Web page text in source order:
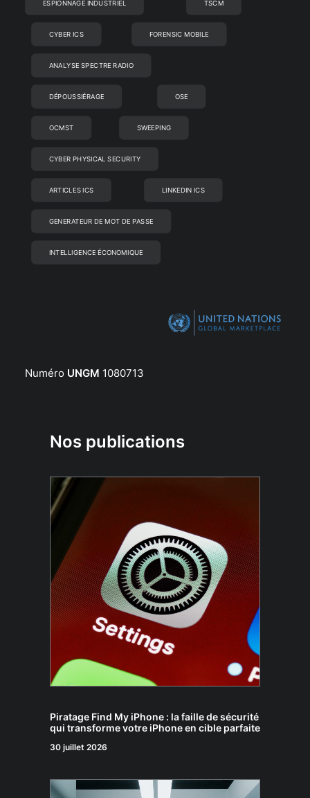
ESPIONNAGE INDUSTRIEL TSCM
CYBER ICS FORENSIC MOBILE
ANALYSE SPECTRE RADIO
DÉPOUSSIÉRAGE OSE
OCMST SWEEPING
CYBER PHYSICAL SECURITY
ARTICLES ICS LINKEDIN ICS
GENERATEUR DE MOT DE PASSE
INTELLIGENCE ÉCONOMIQUE
Numéro UNGM 1080713
Nos publications
Piratage Find My iPhone : la faille de sécurité
qui transforme votre iPhone en cible parfaite
30 juillet 2026